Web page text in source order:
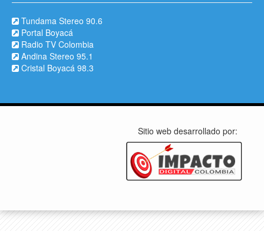
Tundama Stereo 90.6
Portal Boyacá
Radio TV Colombia
Andina Stereo 95.1
Cristal Boyacá 98.3
Sitio web desarrollado por: